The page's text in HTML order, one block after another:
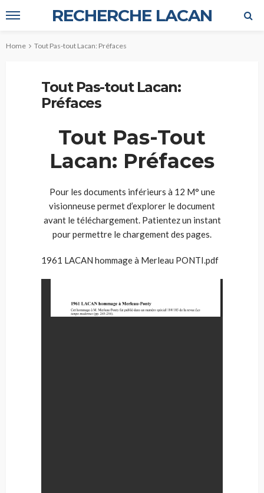
RECHERCHE LACAN
Home Tout Pas-tout Lacan: Préfaces
Tout Pas-tout Lacan:
Préfaces
Tout Pas-Tout
Lacan: Préfaces
Pour les documents inférieurs à 12 M° une
visionneuse permet d’explorer le document
avant le téléchargement. Patientez un instant
pour permettre le chargement des pages.
1961 LACAN hommage à Merleau PONTI.pdf